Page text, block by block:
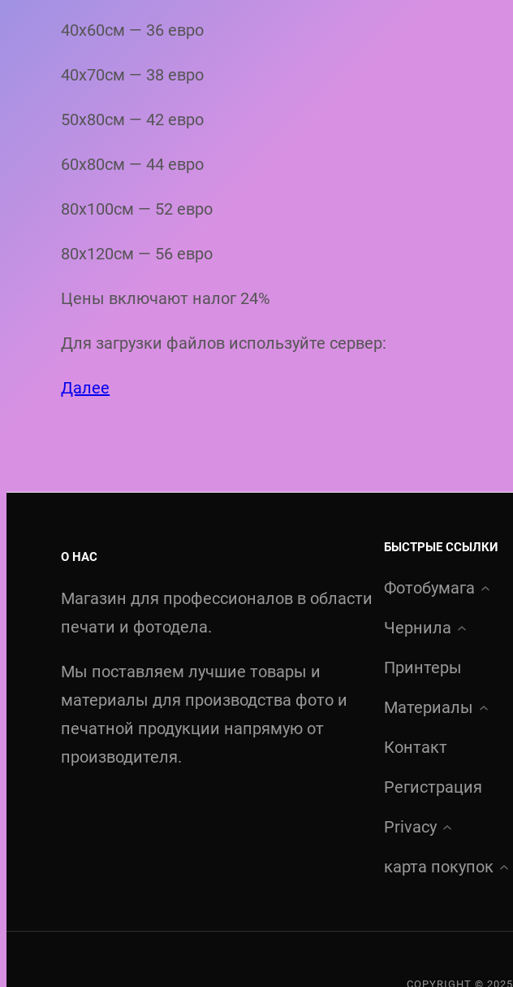
40х60см — 36 евро
40х70см — 38 евро
50х80см — 42 евро
60х80см — 44 евро
80х100см — 52 евро
80х120см — 56 евро
Цены включают налог 24%
Для загрузки файлов используйте сервер:
Далее
О НАС
Магазин для профессионалов в области
печати и фотодела.
Мы поставляем лучшие товары и
материалы для производства фото и
печатной продукции напрямую от
производителя.
БЫСТРЫЕ ССЫЛКИ
Фотобумага
Чернила
Принтеры
Материалы
Контакт
Регистрация
Privacy
карта покупок
COPYRIGHT © 2025